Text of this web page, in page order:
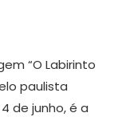
“O Labirinto
paulista
de junho, é a